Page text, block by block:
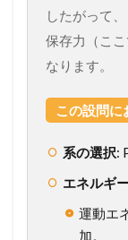
したがって
保存力（こ
なります。
この設問に
系の選択:
エネルギ
運動エ
加。